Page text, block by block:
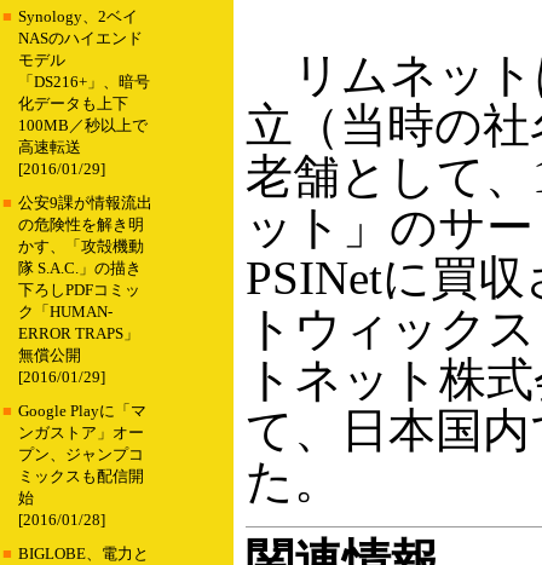
■ Synology、2ベイ
NASのハイエンド
モデル
「DS216+」、暗号
化データも上下
100MB／秒以上で
高速転送
[2016/01/29]
■ 公安9課が情報流出
の危険性を解き明
かす、「攻殻機動
隊 S.A.C.」の描き
下ろしPDFコミッ
ク「HUMAN-
ERROR TRAPS」
無償公開
[2016/01/29]
■ Google Playに「マ
ンガストア」オー
プン、ジャンプコ
ミックスも配信開
始
[2016/01/28]
■ BIGLOBE、電力と
リムネット
立（当時の
老舗として
ット」のサ
PSINetに買
トウィック
トネット株
て、日本国
た。